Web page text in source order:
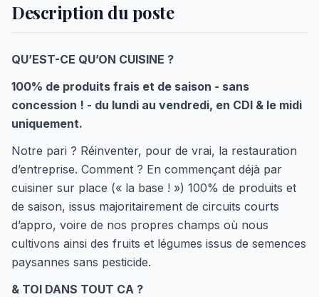
Description du poste
QU’EST-CE QU’ON CUISINE ?
100% de produits frais et de saison - sans
concession ! - du lundi au vendredi, en CDI & le midi
uniquement.
Notre pari ? Réinventer, pour de vrai, la restauration
d’entreprise. Comment ? En commençant déjà par
cuisiner sur place (« la base ! ») 100% de produits et
de saison, issus majoritairement de circuits courts
d’appro, voire de nos propres champs où nous
cultivons ainsi des fruits et légumes issus de semences
paysannes sans pesticide.
& TOI DANS TOUT CA ?